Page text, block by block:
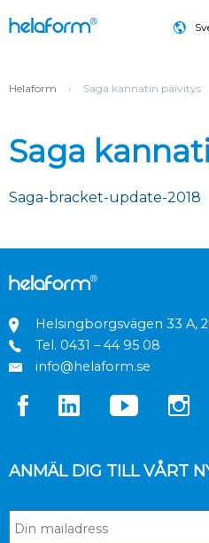
Helaform › Saga kannatin päivitys
Saga
Saga-bracket-update-2018
Helsingborgsvägen 33 A,
Tel. 0431 – 44 95 08
info@helaform.se
ANMÄL DIG TILL VÅRT